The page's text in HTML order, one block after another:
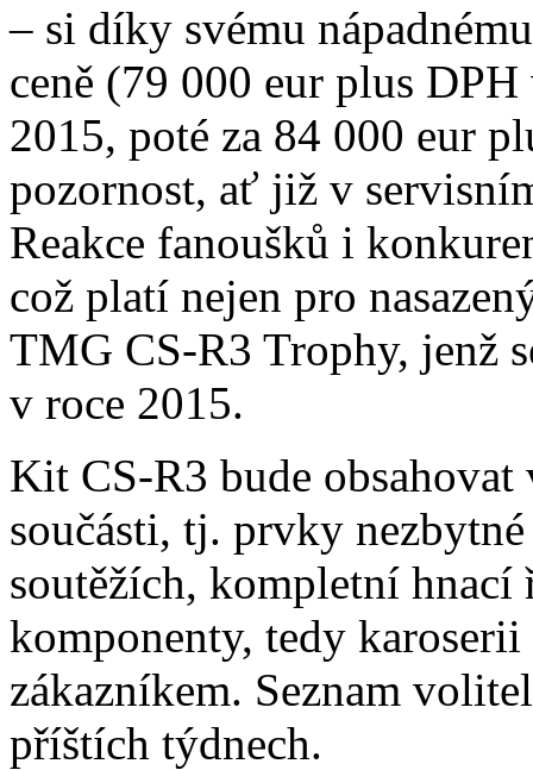
– si díky svému
ceně (79 000 eur plus
2015, poté za 84 000 eur
pozornost, ať již v
Reakce fanoušků i
což platí nejen pro
TMG CS-R3 Trophy, jenž
v roce 2015.
Kit CS-R3 bude obsahovat
součásti, tj. prvky
soutěžích, kompletní hnací
komponenty, tedy
zákazníkem. Seznam
příštích týdnech.